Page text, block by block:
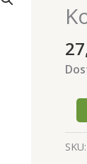
ilość
SKU: